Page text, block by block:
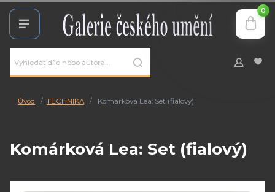
0
Úvod TECHNIKA Komárková Lea: Set (fialový)
Komárková Lea: Set (fialový)